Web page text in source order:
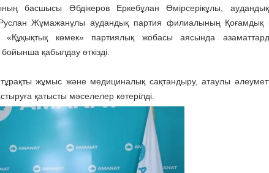
басшысы Әбдікеров Еркебұлан Өмірсерікұлы,
Жұмажанұлы аудандық партия филиалының Қоғамдық
«Құқықтық көмек» партиялық жобасы аясында
қабылдау өткізді.
жұмыс және медициналық сақтандыру, атаулы
қатысты мәселелер көтерілді.